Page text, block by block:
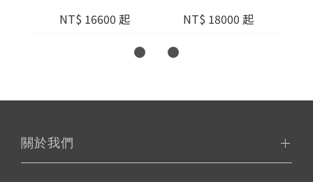
NT$ 16600 起 NT$ 18000 起
關於我們